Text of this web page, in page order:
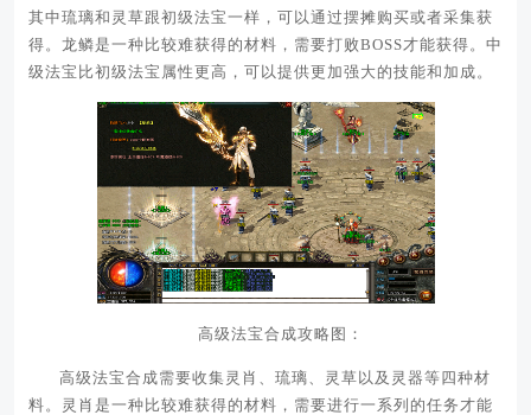
其中琉璃和灵草跟初级法宝一样，可以通过摆摊购买或者采集获
得。龙鳞是一种比较难获得的材料，需要打败BOSS才能获得。中
级法宝比初级法宝属性更高，可以提供更加强大的技能和加成。
高级法宝合成攻略图：
高级法宝合成需要收集灵肖、琉璃、灵草以及灵器等四种材
料。灵肖是一种比较难获得的材料，需要进行一系列的任务才能